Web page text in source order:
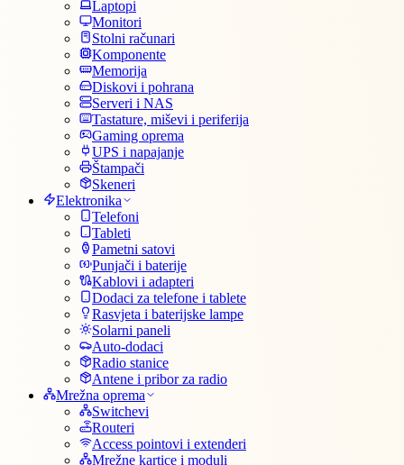
Laptopi
Monitori
Stolni računari
Komponente
Memorija
Diskovi i pohrana
Serveri i NAS
Tastature, miševi i periferija
Gaming oprema
UPS i napajanje
Štampači
Skeneri
Elektronika
Telefoni
Tableti
Pametni satovi
Punjači i baterije
Kablovi i adapteri
Dodaci za telefone i tablete
Rasvjeta i baterijske lampe
Solarni paneli
Auto-dodaci
Radio stanice
Antene i pribor za radio
Mrežna oprema
Switchevi
Routeri
Access pointovi i extenderi
Mrežne kartice i moduli